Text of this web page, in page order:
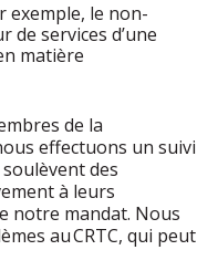
exemple, le non-
services d’une
matière
de la
effectuons un suivi
des
à leurs
notre mandat. Nous
au CRTC, qui peut